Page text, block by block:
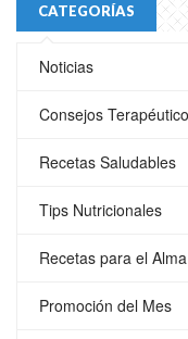
CATEGORÍAS
Noticias
Consejos
Recetas Saludables
Tips Nutricionales
Recetas para el Alma
Promoción del Mes